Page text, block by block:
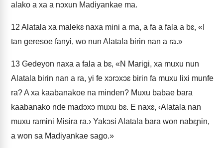
alako a xa a nɔxun Madiyankae ma.
12 Alatala xa malekɛ naxa mini a ma, a fa a fala a bɛ, «I
tan geresoe fanyi, wo nun Alatala birin nan a ra.»
13 Gedeyon naxa a fala a bɛ, «N Marigi, xa muxu nun
Alatala birin nan a ra, yi fe xɔrɔxɔɛ birin fa muxu lixi munfe
ra? A xa kaabanakoe na minden? Muxu babae bara
kaabanako nde madɔxɔ muxu bɛ. E naxɛ, ‹Alatala nan
muxu ramini Misira ra.› Yakɔsi Alatala bara won nabɛɲin,
a won sa Madiyankae sago.»